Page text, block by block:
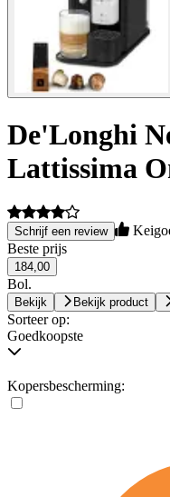
De'Longhi
Lattissima
Schrijf een review
Beste prijs
184,00
Bol.
Bekijk Bekijk product
Sorteer op:
Goedkoopste
Kopersbescherming: